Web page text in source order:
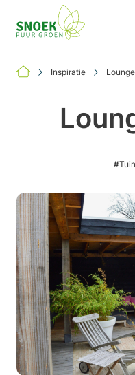
Inspiratie
Onze impact
Over ons
Werken bij
Inspiratie
#Tuin